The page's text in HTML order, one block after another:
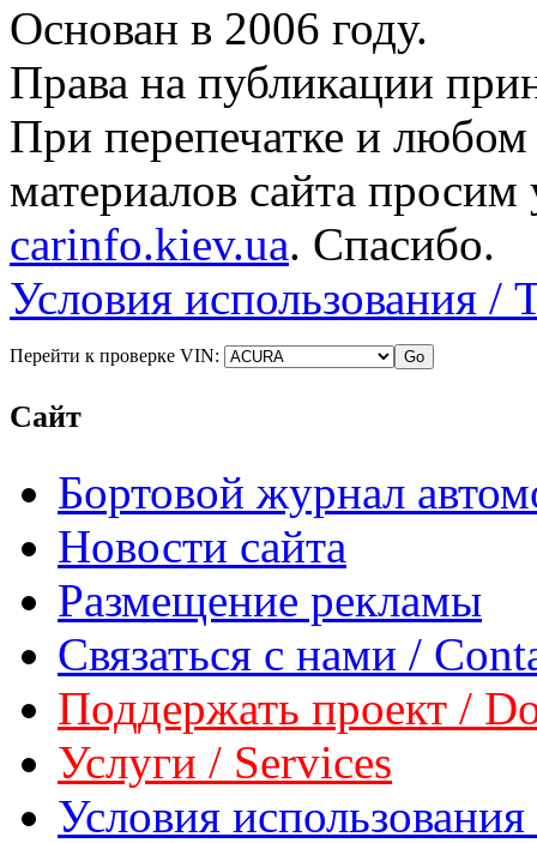
Основан в 2006 году.
Права на публикации
При перепечатке и
материалов сайта просим
carinfo.kiev.ua. Спасибо.
Условия использования /
Перейти к проверке VIN:
Сайт
Бортовой журнал
Новости сайта
Размещение рекламы
Связаться с нами /
Поддержать проект /
Услуги / Services
Условия